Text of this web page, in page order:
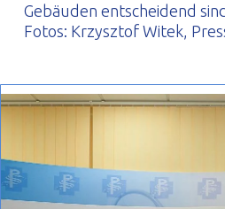
Gebäuden entscheidend
Fotos: Krzysztof Witek,